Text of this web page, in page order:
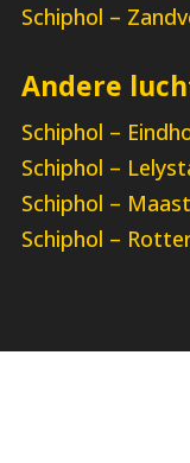
Schiphol –
Andere
Schiphol –
Schiphol –
Schiphol –
Schiphol –